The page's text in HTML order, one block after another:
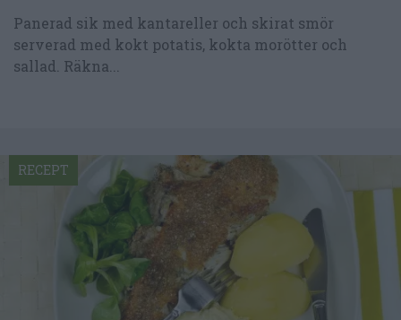
Panerad sik med kantareller och skirat smör
serverad med kokt potatis, kokta morötter och
sallad. Räkna...
RECEPT